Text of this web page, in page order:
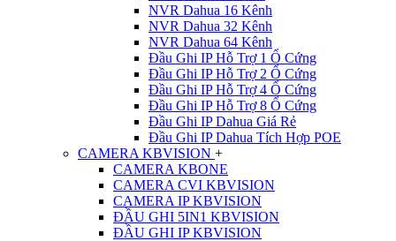
NVR Dahua 16 Kênh
NVR Dahua 32 Kênh
NVR Dahua 64 Kênh
Đầu Ghi IP Hỗ Trợ 1 Ổ Cứng
Đầu Ghi IP Hỗ Trợ 2 Ổ Cứng
Đầu Ghi IP Hỗ Trợ 4 Ổ Cứng
Đầu Ghi IP Hỗ Trợ 8 Ổ Cứng
Đầu Ghi IP Dahua Giá Rẻ
Đầu Ghi IP Dahua Tích Hợp POE
CAMERA KBVISION +
CAMERA KBONE
CAMERA CVI KBVISION
CAMERA IP KBVISION
ĐẦU GHI 5IN1 KBVISION
ĐẦU GHI IP KBVISION